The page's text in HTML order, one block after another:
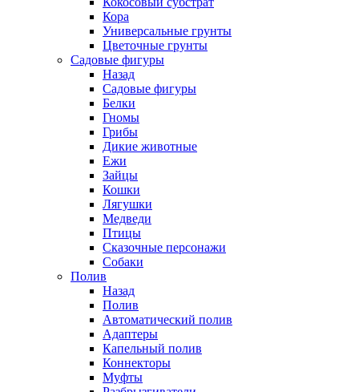
Кора
Универсальные грунты
Цветочные грунты
Садовые фигуры
Назад
Садовые фигуры
Белки
Гномы
Грибы
Дикие животные
Ежи
Зайцы
Кошки
Лягушки
Медведи
Птицы
Сказочные персонажи
Собаки
Полив
Назад
Полив
Автоматический полив
Адаптеры
Капельный полив
Коннекторы
Муфты